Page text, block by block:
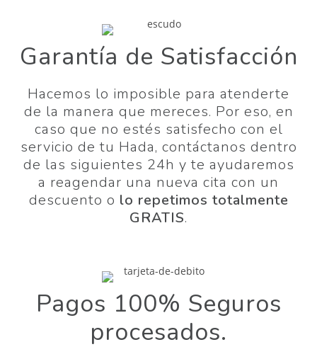
Garantía de Satisfacción
Hacemos lo imposible para atenderte
de la manera que mereces. Por eso, en
caso que no estés satisfecho con el
servicio de tu Hada, contáctanos dentro
de las siguientes 24h y te ayudaremos
a reagendar una nueva cita con un
descuento o lo repetimos totalmente
GRATIS.
Pagos 100% Seguros
procesados.